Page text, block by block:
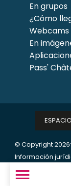
En grupos
¿Cómo
Webcams
En
Pass'
© Copyright 2026
Información